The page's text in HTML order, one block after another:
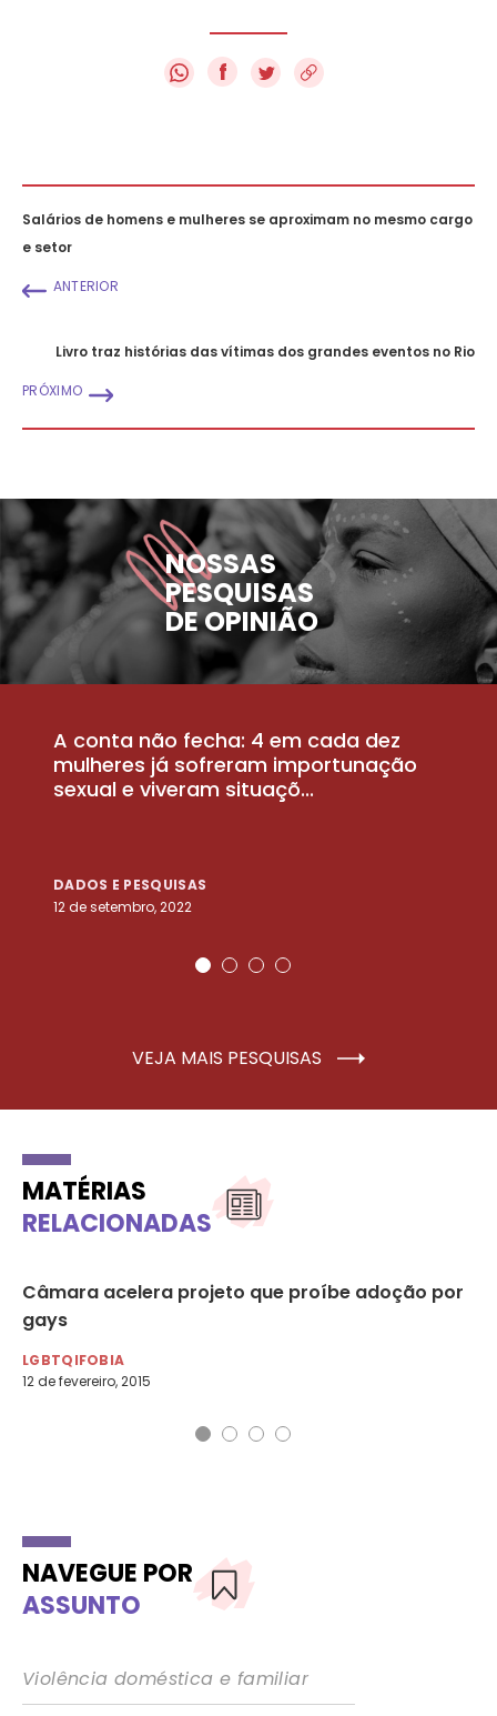
f
Salários de homens e mulheres se aproximam no mesmo cargo
e setor
ANTERIOR
Livro traz histórias das vítimas dos grandes eventos no Rio
PRÓXIMO
NOSSAS
PESQUISAS
DE OPINIÃO
A conta não fecha: 4 em cada dez
mulheres já sofreram importunação
sexual e viveram situaçõ...
DADOS E PESQUISAS
12 de setembro, 2022
VEJA MAIS PESQUISAS
MATÉRIAS
RELACIONADAS
Câmara acelera projeto que proíbe adoção por
gays
LGBTQIFOBIA
12 de fevereiro, 2015
NAVEGUE POR
ASSUNTO
Violência doméstica e familiar